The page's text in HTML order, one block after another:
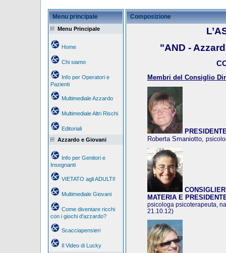
Menu principale
Menu Principale
Home
Chi siamo
Info per Operatori e
Pazienti
Multimediale Azzardo
Multimediale Altri Rischi
Editoriali
Azzardo e Giovani
Info per Genitori e
Insegnanti
VIETATO agli ADULTI!
Multimediale Giovani
Come diventare ricchi
con i giochi d'azzardo?
Scacciapensieri
Il Video di Lucky
Composizione
"AND -
Membri del Consiglio
Roberta Smaniotto,
MATERIA E
psicologa psicoterapeuta,
21.10.12)